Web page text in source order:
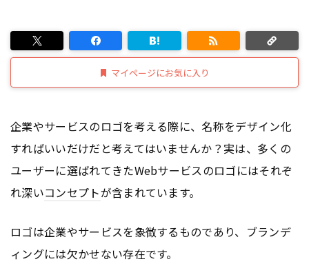
マイページにお気に入り
企業やサービスのロゴを考える際に、名称をデザイン化
すればいいだけだと考えてはいませんか？実は、多くの
ユーザーに選ばれてきたWebサービスのロゴにはそれぞ
れ深いコンセプトが含まれています。
ロゴは企業やサービスを象徴するものであり、ブランデ
ィングには欠かせない存在です。